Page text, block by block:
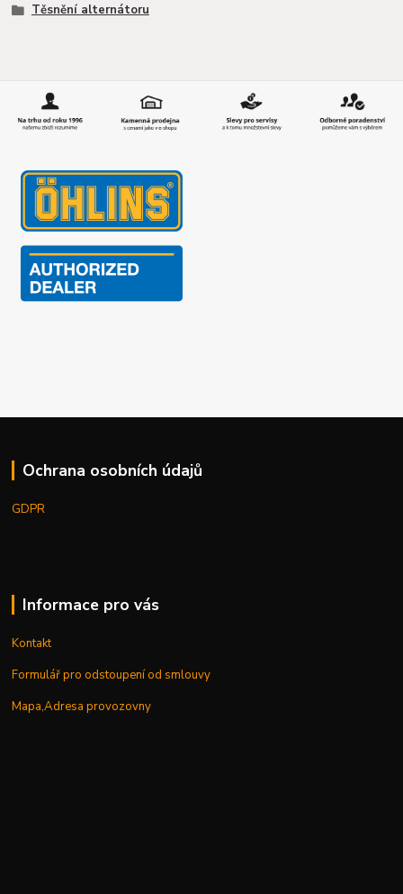
Těsnění alternátoru
Ochrana osobních údajů
GDPR
Informace pro vás
Kontakt
Formulář pro odstoupení od smlouvy
Mapa,Adresa provozovny